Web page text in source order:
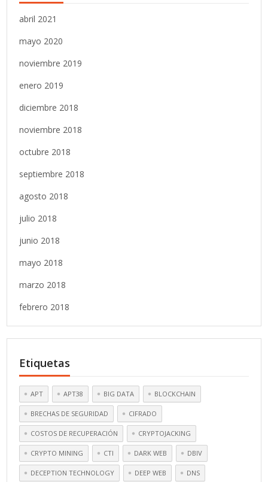
abril 2021
mayo 2020
noviembre 2019
enero 2019
diciembre 2018
noviembre 2018
octubre 2018
septiembre 2018
agosto 2018
julio 2018
junio 2018
mayo 2018
marzo 2018
febrero 2018
Etiquetas
APT APT38 BIG DATA BLOCKCHAIN
BRECHAS DE SEGURIDAD CIFRADO
COSTOS DE RECUPERACIÓN CRYPTOJACKING
CRYPTO MINING CTI DARK WEB DBIV
DECEPTION TECHNOLOGY DEEP WEB DNS